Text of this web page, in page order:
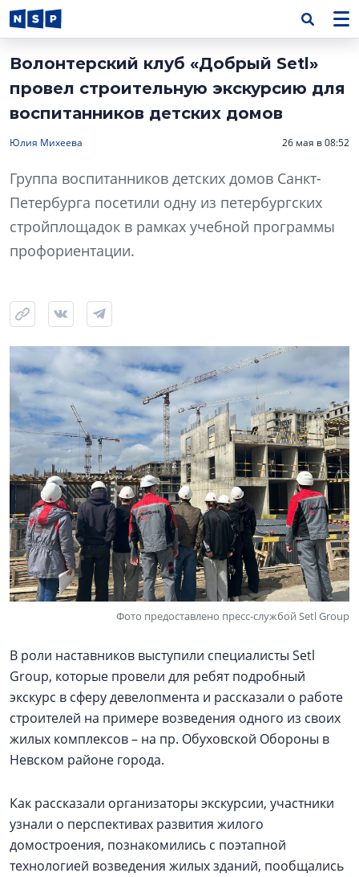
Волонтерский клуб «Добрый Setl»
провел строительную экскурсию для
воспитанников детских домов
Юлия Михеева 26 мая в 08:52
Группа воспитанников детских домов Санкт-
Петербурга посетили одну из петербургских
стройплощадок в рамках учебной программы
профориентации.
Фото предоставлено пресс-службой Setl Group
В роли наставников выступили специалисты Setl
Group, которые провели для ребят подробный
экскурс в сферу девелопмента и рассказали о работе
строителей на примере возведения одного из своих
жилых комплексов – на пр. Обуховской Обороны в
Невском районе города.
Как рассказали организаторы экскурсии, участники
узнали о перспективах развития жилого
домостроения, познакомились с поэтапной
технологией возведения жилых зданий, пообщались